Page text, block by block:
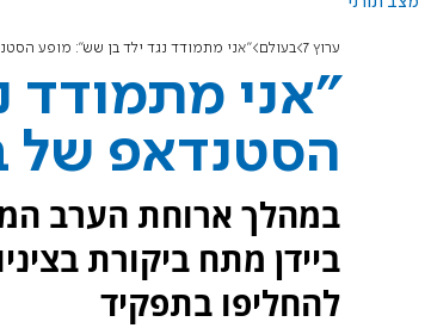
ערוץ 7 בעולם "אני מתמודד נגד ילד בן שש": מופע
"אני מתמודד
הסטנדאפ של
במהלך ארוחת הערב
ביידן מתח ביקורת
להחליפו בתפקיד